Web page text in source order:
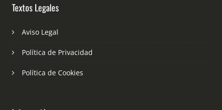
Textos Legales
Aviso Legal
Política de Privacidad
Política de Cookies